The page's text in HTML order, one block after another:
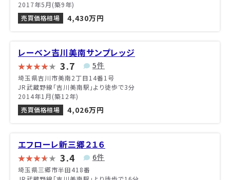
2017年5月(築9年)
売買価格相場
4,430万円
レーベン吉川美南サンプレッジ
3.7 5件
埼玉県吉川市美南2丁目14番1号
JR武蔵野線「吉川美南駅」より徒歩で3分
2014年1月(築12年)
売買価格相場
4,026万円
エフローレ新三郷２１６
3.4 6件
埼玉県三郷市半田418番